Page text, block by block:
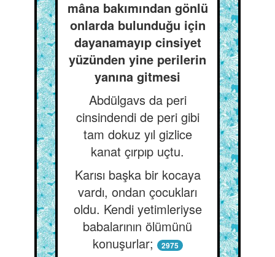
mâna bakımından gönlü
onlarda bulunduğu için
dayanamayıp cinsiyet
yüzünden yine perilerin
yanına gitmesi
Abdülgavs da peri
cinsindendi de peri gibi
tam dokuz yıl gizlice
kanat çırpıp uçtu.
Karısı başka bir kocaya
vardı, ondan çocukları
oldu. Kendi yetimleriyse
babalarının ölümünü
konuşurlar;
2975